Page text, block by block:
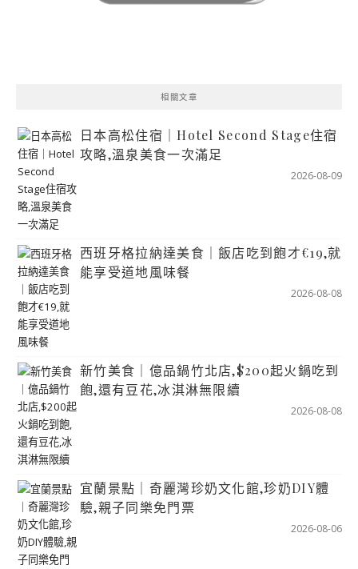
相關文章
日本高松住宿｜Hotel Second Stage住宿
攻略,溫泉美食一次滿足
2026-08-09
西班牙格拉納達美食｜飯店吃到飽才€19,就
能享受道地風味餐
2026-08-08
新竹美食｜億品鍋竹北店,$200起火鍋吃到
飽,還有豆花,冰淇淋無限續
2026-08-08
宜蘭景點｜奇麗灣珍奶文化館,珍奶DIY體
驗,親子同樂免門票
2026-08-06